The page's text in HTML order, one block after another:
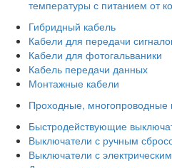
температуры с питанием от
Гибридный кабель
Кабели для передачи
Кабели для фотогальваники
Кабель передачи данных
Монтажные кабели
Проходные,
Быстродействующие
Выключатели с ручным
Выключатели с